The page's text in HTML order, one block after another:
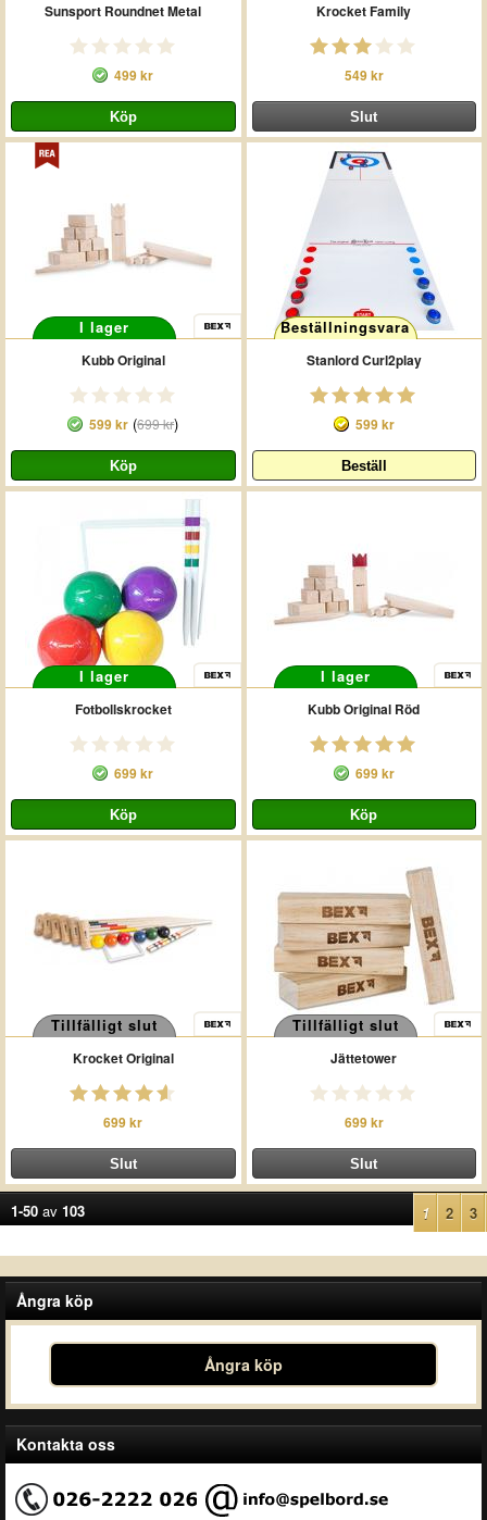
Sunsport Roundnet Metal
499 kr
Krocket Family
549 kr
I lager
Kubb Original
599 kr (699 kr)
Beställningsvara
Stanlord Curl2play
599 kr
I lager
Fotbollskrocket
699 kr
I lager
Kubb Original Röd
699 kr
Tillfälligt slut
Krocket Original
699 kr
Tillfälligt slut
Jättetower
699 kr
1-50 av 103 1 2 3
Ångra köp
Ångra köp
Kontakta oss